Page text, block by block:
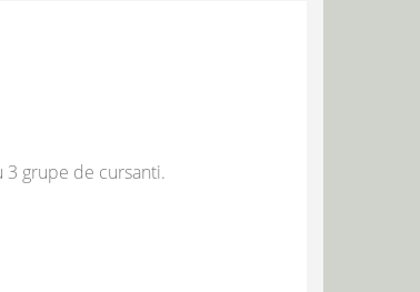
3 grupe de cursanti.